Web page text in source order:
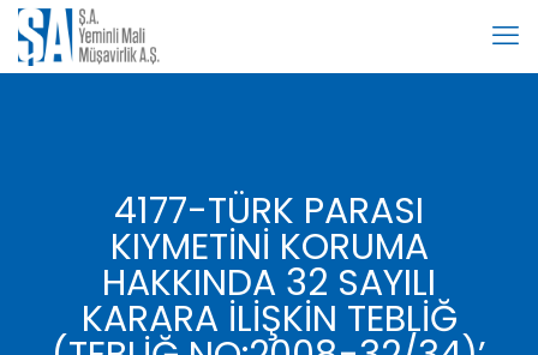
4177-TÜRK PARASI
KIYMETİNİ KORUMA
HAKKINDA 32 SAYILI
KARARA İLİŞKİN TEBLİĞ